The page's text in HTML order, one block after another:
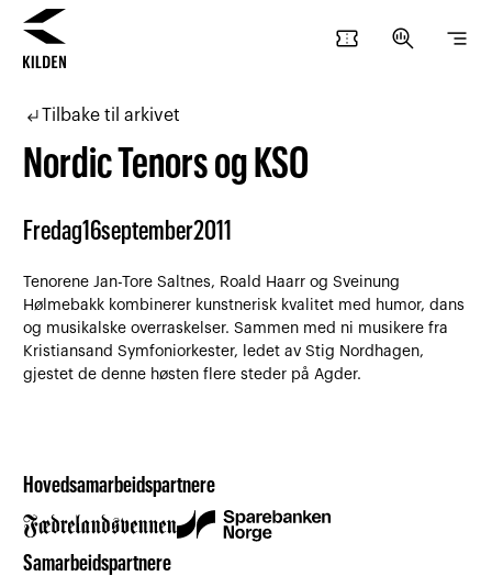
confirmation_number search_insights segment
subdirectory_arrow_leftTilbake til arkivet
Nordic Tenors og KSO
Fredag16september2011
Tenorene Jan-Tore Saltnes, Roald Haarr og Sveinung
Hølmebakk kombinerer kunstnerisk kvalitet med humor, dans
og musikalske overraskelser. Sammen med ni musikere fra
Kristiansand Symfoniorkester, ledet av Stig Nordhagen,
gjestet de denne høsten flere steder på Agder.
Hovedsamarbeidspartnere
Samarbeidspartnere